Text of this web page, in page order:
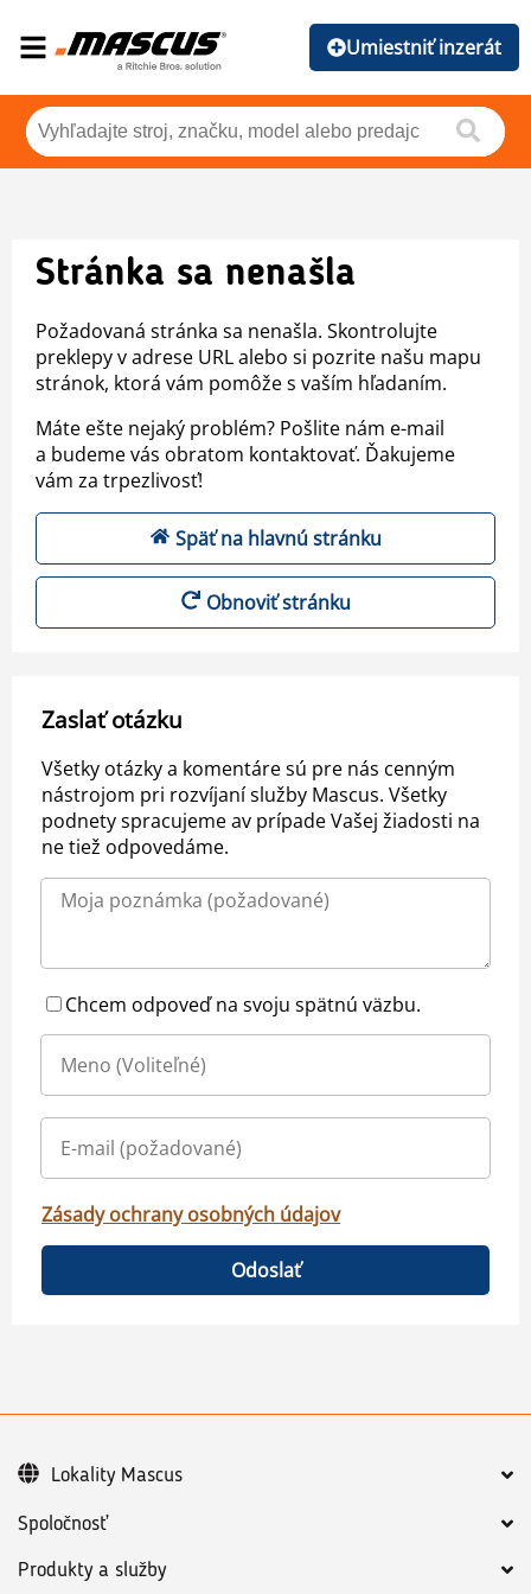
Umiestniť inzerát
Stránka sa nenašla
Požadovaná stránka sa nenašla. Skontrolujte
preklepy v adrese URL alebo si pozrite našu mapu
stránok, ktorá vám pomôže s vaším hľadaním.
Máte ešte nejaký problém? Pošlite nám e-mail
a budeme vás obratom kontaktovať. Ďakujeme
vám za trpezlivosť!
Späť na hlavnú stránku
Obnoviť stránku
Zaslať otázku
Všetky otázky a komentáre sú pre nás cenným
nástrojom pri rozvíjaní služby Mascus. Všetky
podnety spracujeme av prípade Vašej žiadosti na
ne tiež odpovedáme.
Chcem odpoveď na svoju spätnú väzbu.
Zásady ochrany osobných údajov
Odoslať
Spoločnosť
Produkty a služby
Lokality Mascus